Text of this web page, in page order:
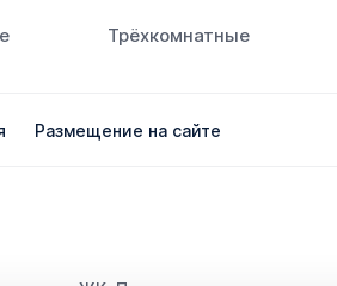
Трёхкомнатные
Размещение на сайте